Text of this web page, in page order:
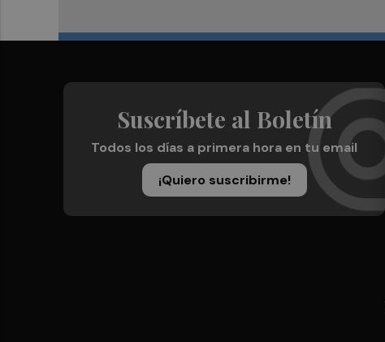
Suscríbete al Boletín
Todos los días a primera hora en tu email
¡Quiero suscribirme!